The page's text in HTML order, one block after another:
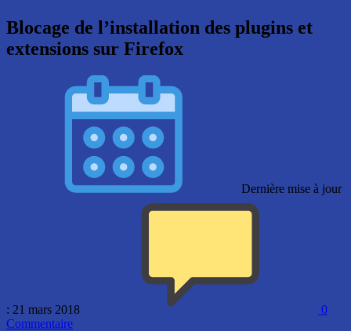
Blocage de l’installation des plugins et
extensions sur Firefox
Dernière mise à jour
: 21 mars 2018
0
Commentaire